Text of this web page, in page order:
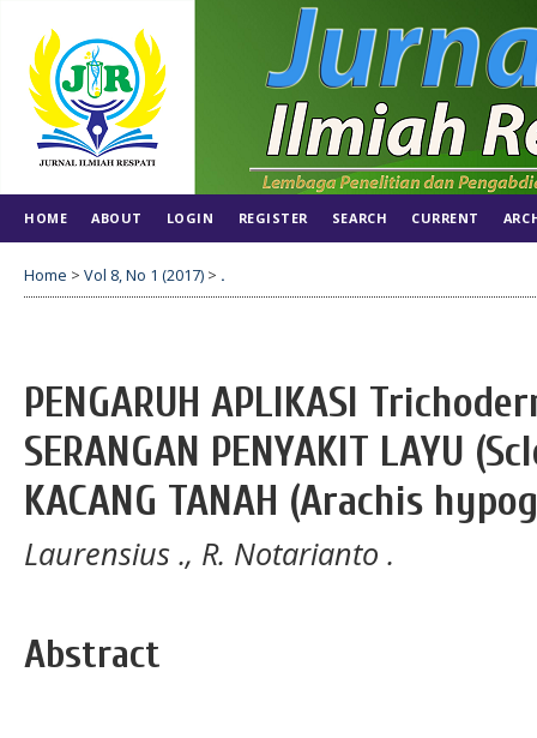
HOME ABOUT LOGIN REGISTER SEARCH CURRENT
Home > Vol 8, No 1 (2017) > .
PENGARUH APLIKASI
SERANGAN PENYAKIT LAYU
KACANG TANAH (Arachis
Laurensius ., R. Notarianto .
Abstract